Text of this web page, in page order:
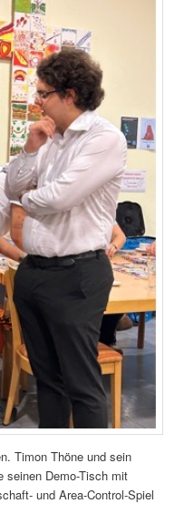
Timon Thöne und sein
seinen Demo-Tisch mit
und Area-Control-Spiel